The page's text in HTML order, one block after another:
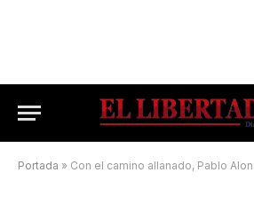
Portada » Con el camino allanado, Pablo